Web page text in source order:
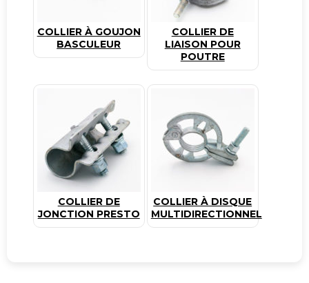
COLLIER À GOUJON
BASCULEUR
COLLIER DE
LIAISON POUR
POUTRE
COLLIER DE
JONCTION PRESTO
COLLIER À DISQUE
MULTIDIRECTIONNEL